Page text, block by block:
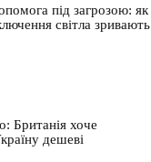
під загрозою: як
світла зривають
Британія хоче
дешеві